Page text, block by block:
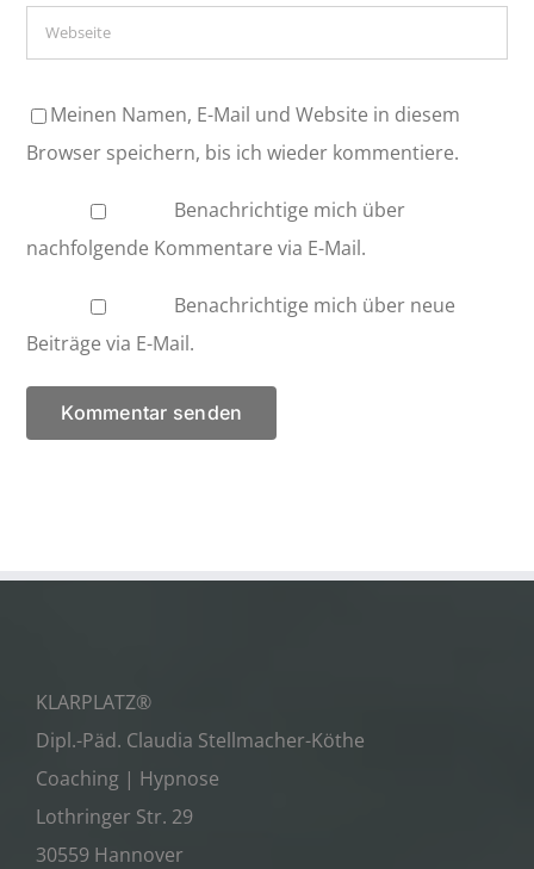
Meinen Namen, E-Mail und Website in diesem
Browser speichern, bis ich wieder kommentiere.
Benachrichtige mich über
nachfolgende Kommentare via E-Mail.
Benachrichtige mich über neue
Beiträge via E-Mail.
KLARPLATZ®
Dipl.-Päd. Claudia Stellmacher-Köthe
Coaching | Hypnose
Lothringer Str. 29
30559 Hannover